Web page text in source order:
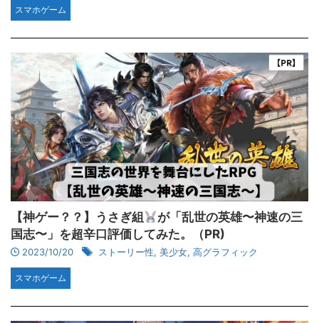
スマホゲーム
【神ゲー？？】うさぎ組
が「乱世の英雄〜神速の三
国志〜」を超辛口評価してみた。（PR)
2023/10/20 ストーリー性, 美少女, 高グラフィック
スマホゲーム